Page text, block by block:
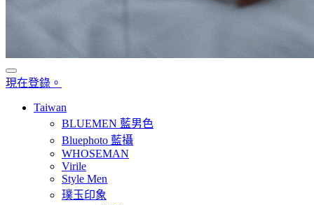
現在登錄。
Taiwan
BLUEMEN 藍男色
Bluephoto 藍攝
WHOSEMAN
Virile
Style Men
璞玉印象